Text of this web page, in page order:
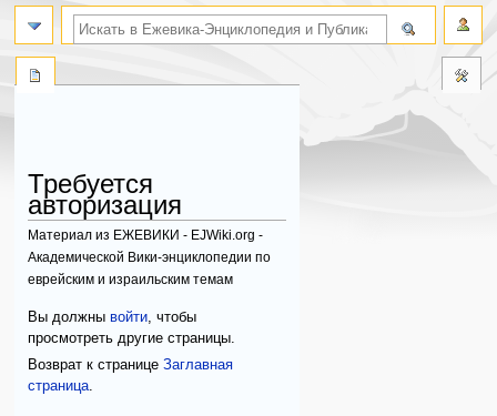
Требуется
авторизация
Материал из ЕЖЕВИКИ - EJWiki.org -
Академической Вики-энциклопедии по
еврейским и израильским темам
Перейти
к
навигации
Перейти
к
поиску
Вы должнывойти , чтобы
просмотреть другие страницы.
Возврат к страницеЗаглавная
страница.
поиск по словам